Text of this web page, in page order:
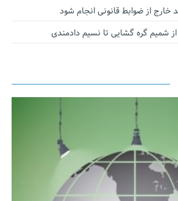
خارج از ضوابط قانونی انجام شود
شمیم گره گشایی تا نسیم دادمندی